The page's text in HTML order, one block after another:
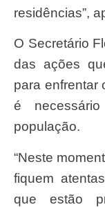
residências”,
O Secretário Florentino Neto destaca que além
das ações
para enfrentar
é
população.
“Neste momento, é necessário que as pessoas
fiquem
que estão